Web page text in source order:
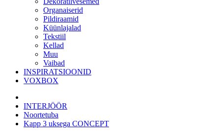
Organaiserid
Pildiraamid
Küünlajalad
Tekstiil
Kellad
Muu
Vaibad
INSPIRATSIOONID
VOXBOX
INTERJÖÖR
Noortetuba
Kapp 3 uksega CONCEPT